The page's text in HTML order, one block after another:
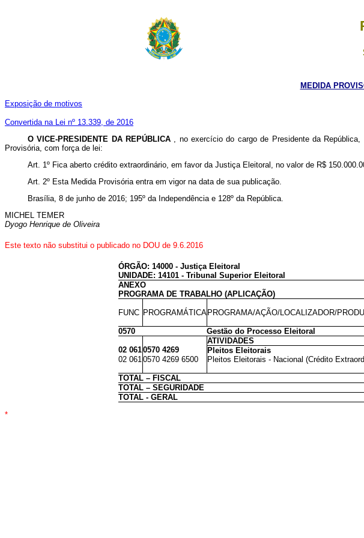
MEDIDA
Exposição de motivos
Convertida na Lei nº 13.339, de 2016
O VICE-PRESIDENTE DA REPÚBLICA , no exercício do cargo de Presidente da
Provisória, com força de lei:
Art. 1º Fica aberto crédito extraordinário, em favor da Justiça Eleitoral, no valor de R$
Art. 2º Esta Medida Provisória entra em vigor na data de sua publicação.
Brasília, 8 de junho de 2016; 195º da Independência e 128º da República.
MICHEL TEMER
Dyogo Henrique de Oliveira
Este texto não substitui o publicado no DOU de 9.6.2016
ÓRGÃO: 14000 - Justiça Eleitoral
UNIDADE: 14101 - Tribunal Superior Eleitoral
ANEXO
PROGRAMA DE TRABALHO (APLICAÇÃO)
FUNC PROGRAMÁTICA PROGRAMA/AÇÃO/LOCALIZADOR/
0570 Gestão do Processo Eleitoral
ATIVIDADES
02 0610570 4269 Pleitos Eleitorais
02 0610570 4269 6500 Pleitos Eleitorais - Nacional (Crédito
TOTAL – FISCAL
TOTAL – SEGURIDADE
TOTAL - GERAL
*